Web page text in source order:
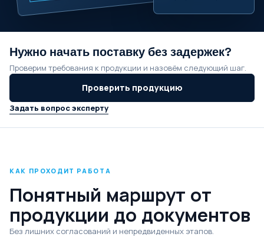
Нужно начать поставку без задержек?
Проверим требования к продукции и назовём следующий шаг.
Проверить продукцию
Задать вопрос эксперту
КАК ПРОХОДИТ РАБОТА
Понятный маршрут от
продукции до документов
Без лишних согласований и непредвиденных этапов.